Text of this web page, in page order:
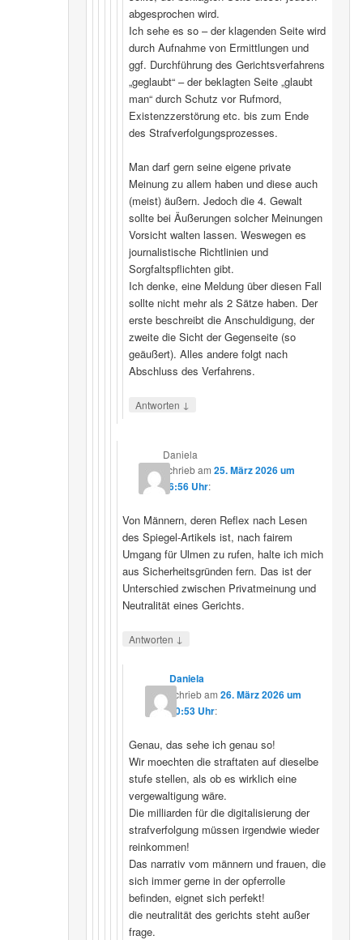
abgesprochen wird.
Ich sehe es so – der klagenden Seite wird
durch Aufnahme von Ermittlungen und
ggf. Durchführung des Gerichtsverfahrens
„geglaubt“ – der beklagten Seite „glaubt
man“ durch Schutz vor Rufmord,
Existenzzerstörung etc. bis zum Ende
des Strafverfolgungsprozesses.
Man darf gern seine eigene private
Meinung zu allem haben und diese auch
(meist) äußern. Jedoch die 4. Gewalt
sollte bei Äußerungen solcher Meinungen
Vorsicht walten lassen. Weswegen es
journalistische Richtlinien und
Sorgfaltspflichten gibt.
Ich denke, eine Meldung über diesen Fall
sollte nicht mehr als 2 Sätze haben. Der
erste beschreibt die Anschuldigung, der
zweite die Sicht der Gegenseite (so
geäußert). Alles andere folgt nach
Abschluss des Verfahrens.
Antworten ↓
Daniela
schriebam25. März 2026 um
16:56 Uhr:
Von Männern, deren Reflex nach Lesen
des Spiegel-Artikels ist, nach fairem
Umgang für Ulmen zu rufen, halte ich mich
aus Sicherheitsgründen fern. Das ist der
Unterschied zwischen Privatmeinung und
Neutralität eines Gerichts.
Antworten ↓
Daniela
schriebam 26. März 2026 um
10:53 Uhr:
Genau, das sehe ich genau so!
Wir moechten die straftaten auf dieselbe
stufe stellen, als ob es wirklich eine
vergewaltigung wäre.
Die milliarden für die digitalisierung der
strafverfolgung müssen irgendwie wieder
reinkommen!
Das narrativ vom männern und frauen, die
sich immer gerne in der opferrolle
befinden, eignet sich perfekt!
die neutralität des gerichts steht außer
frage.